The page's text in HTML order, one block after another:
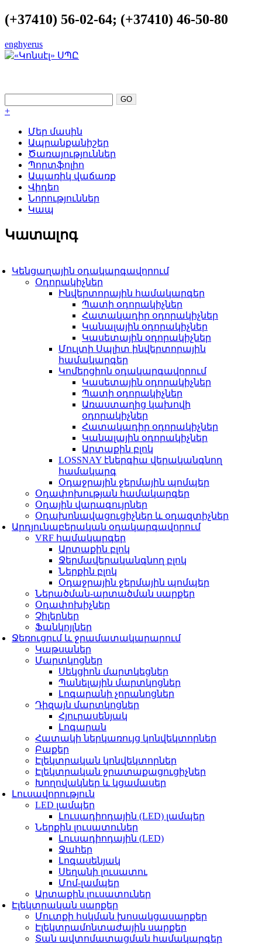
(+37410) 56-02-64; (+37410) 46-50-80
enghyerus
+
Մեր մասին
Ապրանքանիշեր
Ծառայություններ
Պորտֆոլիո
Ապառիկ վաճառք
Վիդեո
Նորություններ
Կապ
Կատալոգ
Կենցաղային օդակարգավորում
Օդորակիչներ
Ինվերտորային համակարգեր
Պատի օդորակիչներ
Հատակադիր օդորակիչներ
Կանալային օդորակիչներ
Կասետային օդորակիչներ
Մուլտի Սպլիտ ինվերտորային
համակարգեր
Կոմերցիոն օդակարգավորում
Կասետային օդորակիչներ
Պատի օդորակիչներ
Առաստաղից կախովի
օդորակիչներ
Հատակադիր օդորակիչներ
Կանալային օդորակիչներ
Արտաքին բլոկ
LOSSNAY էներգիա վերականգնող
համակարգ
Օդաջրային ջերմային պոմպեր
Օդափոխության համակարգեր
Օդային վարագույրներ
Օդախոնավացուցիչներ և օդազտիչներ
Արդյունաբերական օդակարգավորում
VRF համակարգեր
Արտաքին բլոկ
Ջերմավերականգնող բլոկ
Ներքին բլոկ
Օդաջրային ջերմային պոմպեր
Ներածման-արտածման սարքեր
Օդափոխիչներ
Չիլերներ
Ֆանկոյլներ
Ջեռուցում և ջրամատակարարում
Կաթսաներ
Մարտկոցներ
Սեկցիոն մարտկեցներ
Պանելային մարտկոցներ
Լոգարանի չորանոցներ
Դիզայն մարտկոցներ
Հյուրասենյակ
Լոգարան
Հատակի ներկառույց կոնվեկտորներ
Բաքեր
Էլեկտրական կոնվեկտորներ
Էլեկտրական ջրատաքացուցիչներ
Խողովակներ և կցամասեր
Լուսավորություն
LED լամպեր
Լուսադիոդային (LED) լամպեր
Ներքին լուսատուներ
Լուսադիոդային (LED)
Ջահեր
Լոգասենյակ
Սեղանի լուսատու
Մոմ-լամպեր
Արտաքին լուսատուներ
Էլեկտրական սարքեր
Մուտքի հսկման խոսակցասարքեր
Էլեկտրամոնտաժային սարքեր
Տան ավտոմատացման համակարգեր